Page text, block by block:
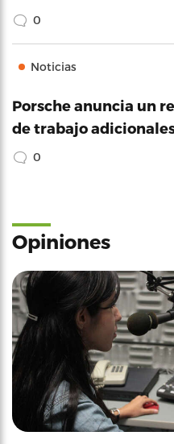
0
Noticias
Porsche anuncia un
de trabajo
0
Opiniones